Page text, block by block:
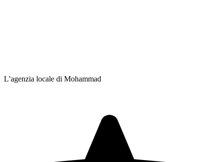
L’agenzia locale di Mohammad